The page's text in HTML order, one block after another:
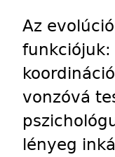
Az
funkciójuk:
vonzóvá
lényeg